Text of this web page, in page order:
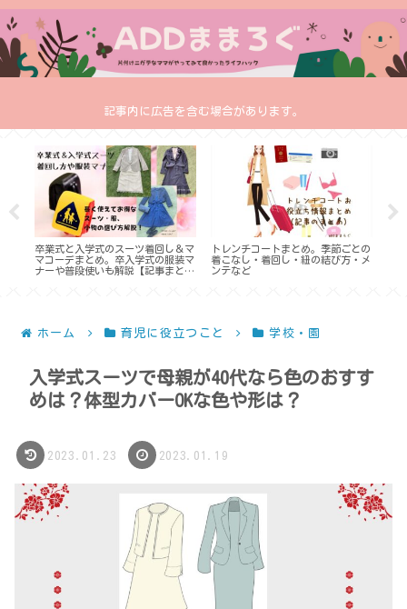
記事内に広告を含む場合があります。
卒業式と入学式のスーツ着回し＆マ
マコーデまとめ。卒入学式の服装マ
ナーや普段使いも解説【記事まと
トレンチコートまとめ。季節ごとの
着こなし・着回し・紐の結び方・メ
ンテなど
ホーム 育児に役立つこと 学校・園
入学式スーツで母親が40代なら色のおすす
めは？体型カバーOKな色や形は？
2023.01.23 2023.01.19